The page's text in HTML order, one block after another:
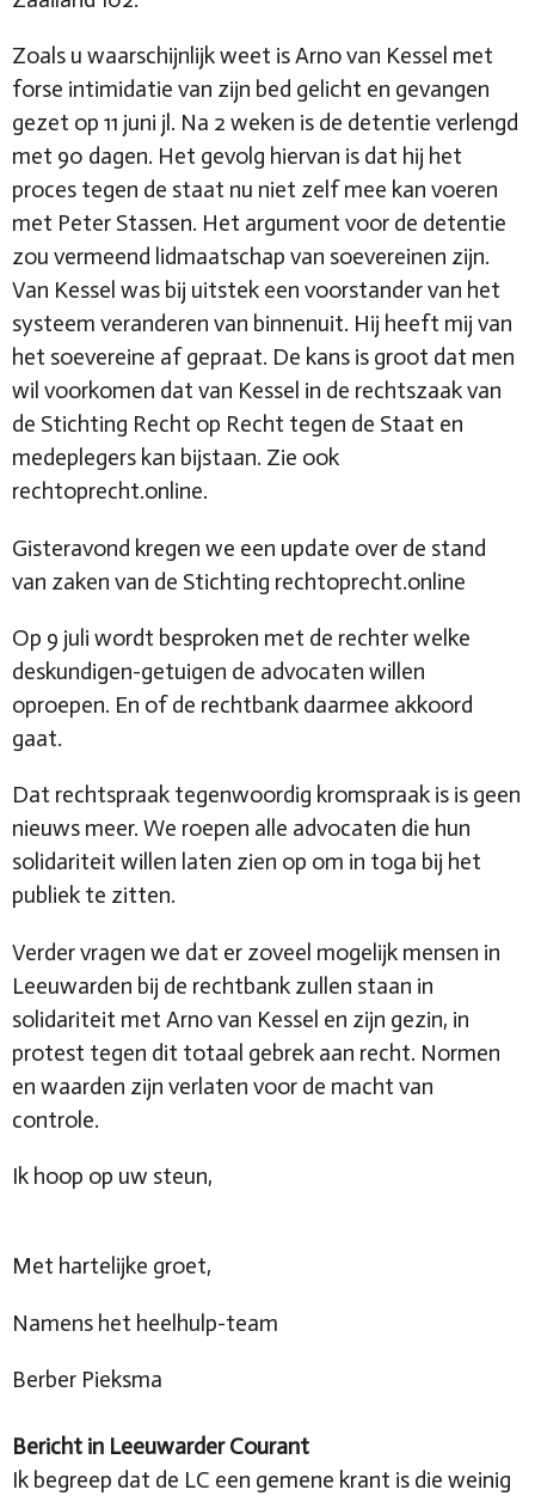
Zoals u waarschijnlijk weet is Arno van Kessel met
forse intimidatie van zijn bed gelicht en gevangen
gezet op 11 juni jl. Na 2 weken is de detentie verlengd
met 90 dagen. Het gevolg hiervan is dat hij het
proces tegen de staat nu niet zelf mee kan voeren
met Peter Stassen. Het argument voor de detentie
zou vermeend lidmaatschap van soevereinen zijn.
Van Kessel was bij uitstek een voorstander van het
systeem veranderen van binnenuit. Hij heeft mij van
het soevereine af gepraat. De kans is groot dat men
wil voorkomen dat van Kessel in de rechtszaak van
de Stichting Recht op Recht tegen de Staat en
medeplegers kan bijstaan. Zie ook
rechtoprecht.online.
Gisteravond kregen we een update over de stand
van zaken van de Stichting rechtoprecht.online
Op 9 juli wordt besproken met de rechter welke
deskundigen-getuigen de advocaten willen
oproepen. En of de rechtbank daarmee akkoord
gaat.
Dat rechtspraak tegenwoordig kromspraak is is geen
nieuws meer. We roepen alle advocaten die hun
solidariteit willen laten zien op om in toga bij het
publiek te zitten.
Verder vragen we dat er zoveel mogelijk mensen in
Leeuwarden bij de rechtbank zullen staan in
solidariteit met Arno van Kessel en zijn gezin, in
protest tegen dit totaal gebrek aan recht. Normen
en waarden zijn verlaten voor de macht van
controle.
Ik hoop op uw steun,
Met hartelijke groet,
Namens het heelhulp-team
Berber Pieksma
Bericht in Leeuwarder Courant
Ik begreep dat de LC een gemene krant is die weinig